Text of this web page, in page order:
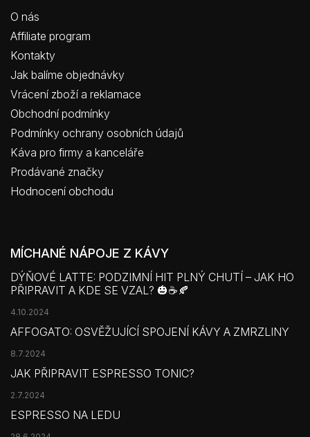
O nás
Affiliate program
Kontakty
Jak balíme objednávky
Vrácení zboží a reklamace
Obchodní podmínky
Podmínky ochrany osobních údajů
Káva pro firmy a kanceláře
Prodávané značky
Hodnocení obchodu
MÍCHANÉ NÁPOJE Z KÁVY
DÝŇOVÉ LATTE: PODZIMNÍ HIT PLNÝ CHUTÍ – JAK HO
PŘIPRAVIT A KDE SE VZAL? 🎃☕🍂
4.10.2024
AFFOGATO: OSVĚŽUJÍCÍ SPOJENÍ KÁVY A ZMRZLINY
8.7.2024
JAK PŘIPRAVIT ESPRESSO TONIC?
2.7.2024
ESPRESSO NA LEDU